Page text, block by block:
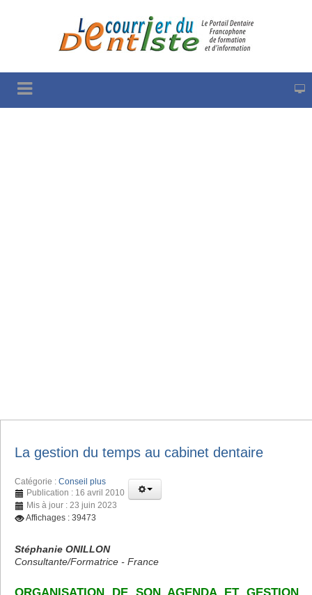
La gestion du temps au cabinet dentaire
Catégorie : Conseil plus
Publication : 16 avril 2010
Mis à jour : 23 juin 2023
Affichages : 39473
Stéphanie ONILLON
Consultante/Formatrice - France